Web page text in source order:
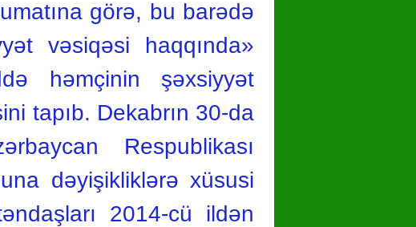
görə, bu barədə
vəsiqəsi haqqında»
həmçinin şəxsiyyət
tapıb. Dekabrın 30-da
Respublikası
dəyişikliklərə xüsusi
2014-cü ildən